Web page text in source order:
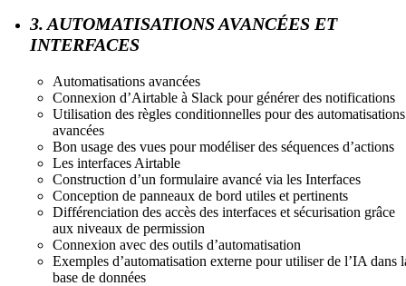
3. AUTOMATISATIONS AVANCÉES ET
INTERFACES
Automatisations avancées
Connexion d’Airtable à Slack pour générer des notifications
Utilisation des règles conditionnelles pour des automatisations
avancées
Bon usage des vues pour modéliser des séquences d’actions
Les interfaces Airtable
Construction d’un formulaire avancé via les Interfaces
Conception de panneaux de bord utiles et pertinents
Différenciation des accès des interfaces et sécurisation grâce
aux niveaux de permission
Connexion avec des outils d’automatisation
Exemples d’automatisation externe pour utiliser de l’IA dans
base de données